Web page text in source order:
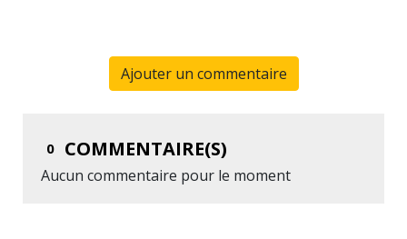
Ajouter un commentaire
0 COMMENTAIRE(S)
Aucun commentaire pour le moment